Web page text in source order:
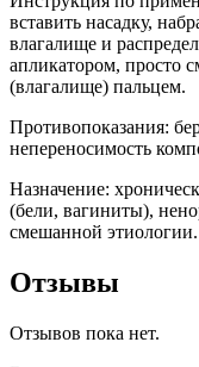
вставить насадку,
влагалище и
апликатором, просто
(влагалище) пальцем.
Противопоказания:
непереносимость
Назначение:
(бели, вагиниты),
смешанной этиологии.
Отзывы
Отзывов пока нет.